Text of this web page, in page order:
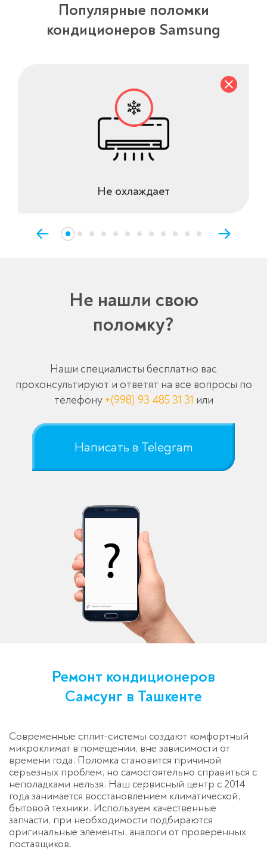
Популярные поломки
кондиционеров Samsung
Не охлаждает
Не нашли свою
поломку?
Наши специалисты бесплатно вас
проконсультируют и ответят на все вопросы по
телефону +(998) 93 485 31 31 или
Написать в Telegram
Ремонт кондиционеров
Самсунг в Ташкенте
Современные сплит-системы создают комфортный
микроклимат в помещении, вне зависимости от
времени года. Поломка становится причиной
серьезных проблем, но самостоятельно справиться с
неполадками нельзя. Наш сервисный центр с 2014
года занимается восстановлением климатической,
бытовой техники. Используем качественные
запчасти, при необходимости подбираются
оригинальные элементы, аналоги от проверенных
поставщиков.